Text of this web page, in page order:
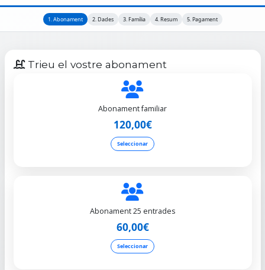
1. Abonament 2. Dades 3. Família 4. Resum 5. Pagament
Trieu el vostre abonament
Abonament familiar
120,00€
Seleccionar
Abonament 25 entrades
60,00€
Seleccionar